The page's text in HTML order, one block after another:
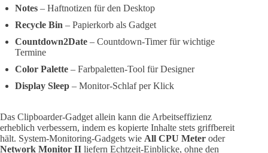
Notes – Haftnotizen für den Desktop
Recycle Bin – Papierkorb als Gadget
Countdown2Date – Countdown-Timer für wichtige
Termine
Color Palette – Farbpaletten-Tool für Designer
Display Sleep – Monitor-Schlaf per Klick
Das Clipboarder-Gadget allein kann die Arbeitseffizienz
erheblich verbessern, indem es kopierte Inhalte stets griffbereit
hält. System-Monitoring-Gadgets wie All CPU Meter oder
Network Monitor II liefern Echtzeit-Einblicke, ohne den